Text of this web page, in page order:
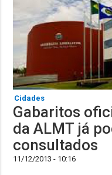
Cidades
Gabaritos
da ALMT já
consultados
11/12/2013 - 10:16